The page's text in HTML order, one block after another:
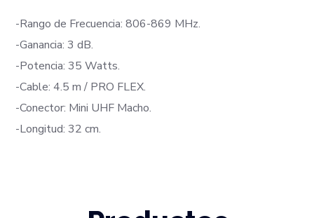
-Rango de Frecuencia: 806-869 MHz.
-Ganancia: 3 dB.
-Potencia: 35 Watts.
-Cable: 4.5 m / PRO FLEX.
-Conector: Mini UHF Macho.
-Longitud: 32 cm.